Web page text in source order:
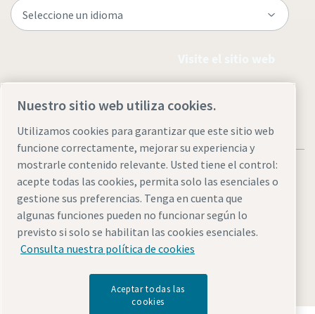
Avisos legales y de privacidadAdministrar cookies
Accesibilidad
Mapa del sitio
© 2026 Atlas Copco
Nuestro sitio web utiliza cookies.
Utilizamos cookies para garantizar que este sitio web
funcione correctamente, mejorar su experiencia y
mostrarle contenido relevante. Usted tiene el control:
acepte todas las cookies, permita solo las esenciales o
gestione sus preferencias. Tenga en cuenta que
algunas funciones pueden no funcionar según lo
previsto si solo se habilitan las cookies esenciales.
Consulta nuestra política de cookies
Aceptar todas las
cookies